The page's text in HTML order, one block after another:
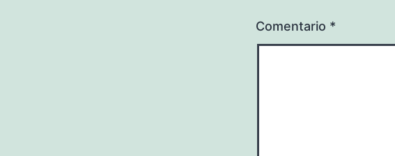
Comentario *